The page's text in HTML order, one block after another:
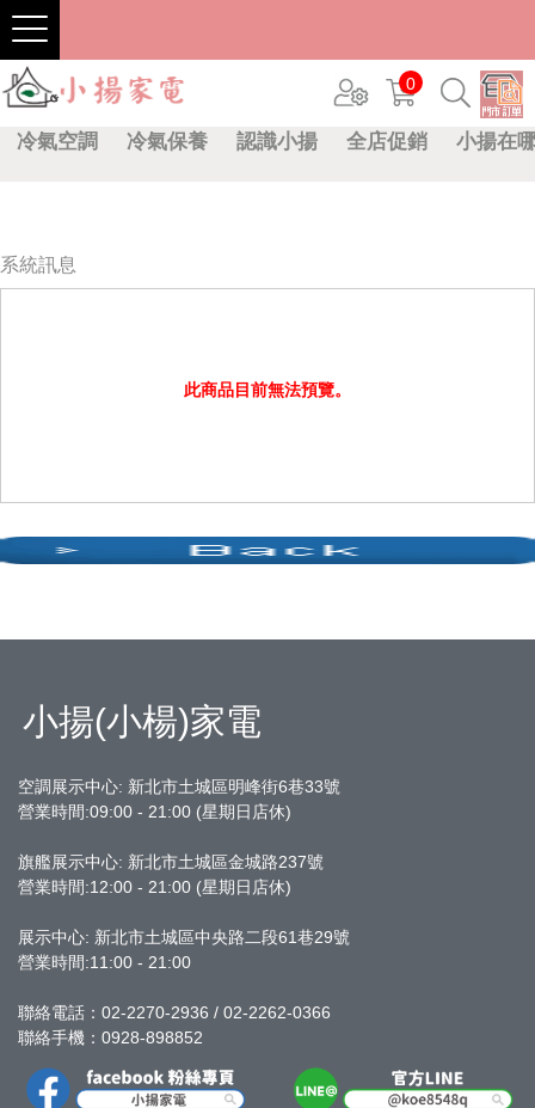
0
冷氣空調 冷氣保養 認識小揚 全店促銷 小揚在
系統訊息
此商品目前無法預覽。
小揚(小楊)家電
空調展示中心: 新北市土城區明峰街6巷33號
營業時間:09:00 - 21:00 (星期日店休)
旗艦展示中心: 新北市土城區金城路237號
營業時間:12:00 - 21:00 (星期日店休)
展示中心: 新北市土城區中央路二段61巷29號
營業時間:11:00 - 21:00
聯絡電話：02-2270-2936 / 02-2262-0366
聯絡手機：0928-898852